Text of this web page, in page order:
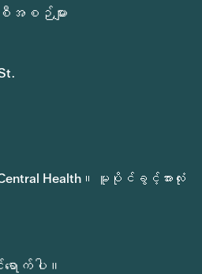
အစဉ်များ
Health။ မူပိုင်ခွင့်အားလုံး
က်ပါ။